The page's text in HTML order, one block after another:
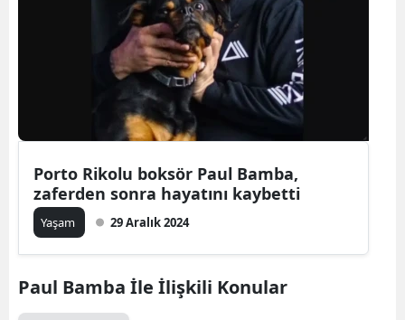
Porto Rikolu boksör Paul Bamba,
zaferden sonra hayatını kaybetti
Yaşam 29 Aralık 2024
Paul Bamba İle İlişkili Konular